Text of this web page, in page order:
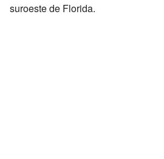
suroeste de Florida.